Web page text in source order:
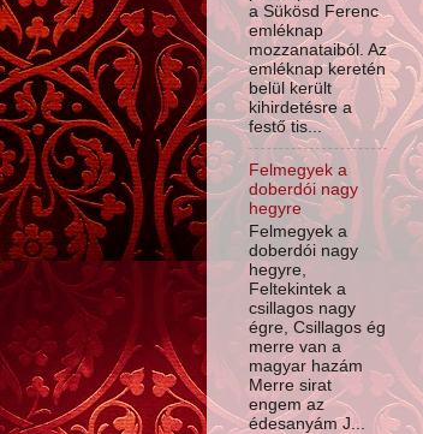
a Sükösd Ferenc
emléknap
mozzanataiból. Az
emléknap keretén
belül került
kihirdetésre a
festő tis...
Felmegyek a
doberdói nagy
hegyre
Felmegyek a
doberdói nagy
hegyre,
Feltekintek a
csillagos nagy
égre, Csillagos ég
merre van a
magyar hazám
Merre sirat
engem az
édesanyám J...